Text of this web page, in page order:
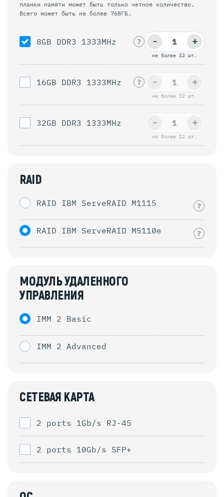
планки памяти может быть только четное количество.
Всего может быть не более 768ГБ.
8GB DDR3 1333MHz ?
не более 12 шт.
+
-
16GB DDR3 1333MHz ?
не более 12 шт.
+
-
32GB DDR3 1333MHz
не более 12 шт.
+
-
RAID
RAID IBM ServeRAID M1115 ?
RAID IBM ServeRAID M5110e ?
МОДУЛЬ УДАЛЕННОГО
УПРАВЛЕНИЯ
IMM 2 Basic
IMM 2 Advanced
СЕТЕВАЯ КАРТА
2 ports 1Gb/s RJ-45
2 ports 10Gb/s SFP+